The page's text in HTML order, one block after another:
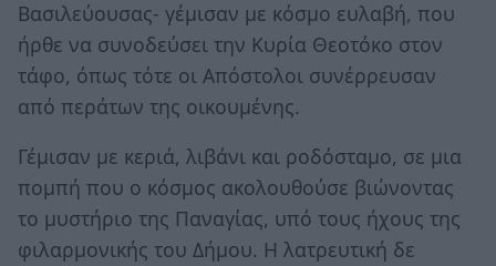
Βασιλεύουσας- γέμισαν με κόσμο ευλαβή, που
ήρθε να συνοδεύσει την Κυρία Θεοτόκο στον
τάφο, όπως τότε οι Απόστολοι συνέρρευσαν
από περάτων της οικουμένης.
Γέμισαν με κεριά, λιβάνι και ροδόσταμο, σε μια
πομπή που ο κόσμος ακολουθούσε βιώνοντας
το μυστήριο της Παναγίας, υπό τους ήχους της
φιλαρμονικής του Δήμου. Η λατρευτική δε